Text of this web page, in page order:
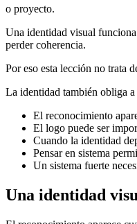
o proyecto.
Una identidad visual
perder coherencia.
Por eso esta lección no trata
La identidad también obliga a
El reconocimiento
El logo puede ser
Cuando la identidad
Pensar en sistema
Un sistema fuerte
Una identidad